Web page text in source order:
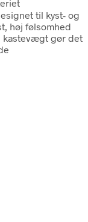
til kyst- og
høj følsomhed
kastevægt gør det